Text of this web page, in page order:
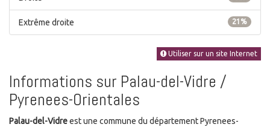
21%
Extrême droite
Utiliser sur un site Internet
Informations sur Palau-del-Vidre /
Pyrenees-Orientales
Palau-del-Vidreest une commune du département Pyrenees-